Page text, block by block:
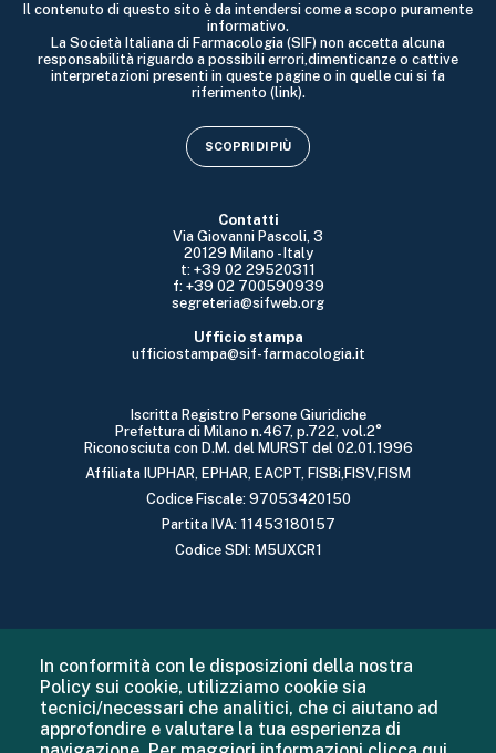
Contatti
Via Giovanni Pascoli, 3
20129 Milano - Italy
t: +39 02 29520311
f: +39 02 700590939
segreteria@sifweb.org
Ufficio stampa
ufficiostampa@sif-farmacologia.it
Iscritta Registro Persone Giuridiche
Prefettura di Milano n.467, p.722, vol.2°
Riconosciuta con D.M. del MURST del 02.01.1996
Affiliata IUPHAR, EPHAR, EACPT, FISBi,FISV,FISM
Codice Fiscale: 97053420150
Partita IVA: 11453180157
Codice SDI: M5UXCR1
Il contenuto di questo sito è da intendersi come a scopo puramente
informativo.
La Società Italiana di Farmacologia (SIF) non accetta alcuna
responsabilità riguardo a possibili errori,dimenticanze o cattive
interpretazioni presenti in queste pagine o in quelle cui si fa
riferimento (link).
SCOPRI DI PIÙ
In conformità con le disposizioni della nostra
Policy sui cookie, utilizziamo cookie sia
tecnici/necessari che analitici, che ci aiutano ad
approfondire e valutare la tua esperienza di